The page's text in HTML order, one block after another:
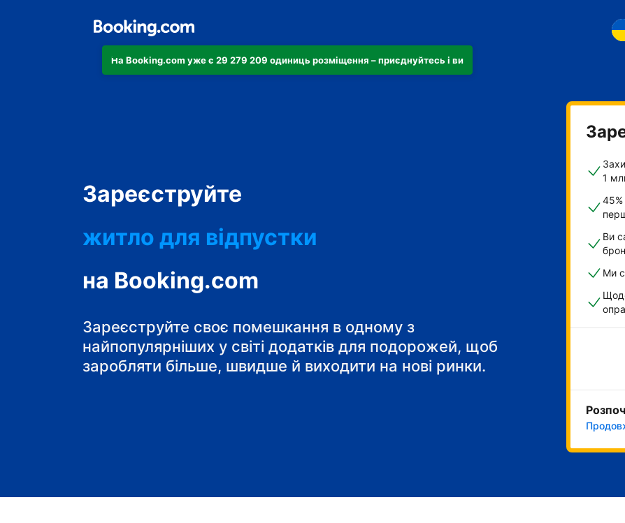
На Booking.com уже є 29 279 209 одиниць розміщення – приєднуйтесь і ви
Зареєструйте
готель
житло для відпустки
гостьовий будинок
готель типу "ліжко і сніданок"
на Booking.com
Зареєструйте своє помешкання в одному з
найпопулярніших у світі додатків для подорожей, щоб
заробляти більше, швидше й виходити на нові ринки.
1
Ви
Ми